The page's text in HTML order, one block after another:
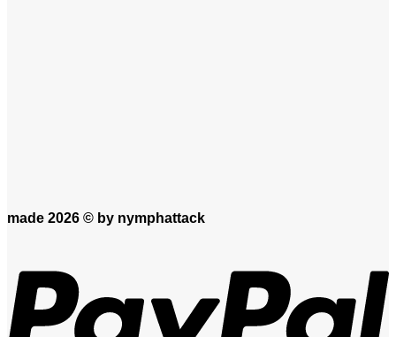
made 2026 © by nymphattack